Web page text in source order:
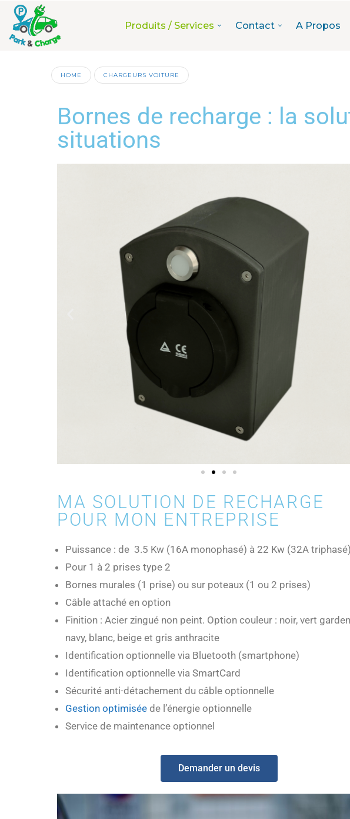
Produits / Services Contact A Propos
HOME CHARGEURS VOITURE
Bornes de recharge : la
situations
MA SOLUTION DE RECHARGE
POUR MON ENTREPRISE
Puissance : de 3.5 Kw (16A monophasé) à 22 Kw (32A triphasé)
Pour 1 à 2 prises type 2
Bornes murales (1 prise) ou sur poteaux (1 ou 2 prises)
Câble attaché en option
Finition : Acier zingué non peint. Option couleur : noir, vert
navy, blanc, beige et gris anthracite
Identification optionnelle via Bluetooth (smartphone)
Identification optionnelle via SmartCard
Sécurité anti-détachement du câble optionnelle
Gestion optimisée de l’énergie optionnelle
Service de maintenance optionnel
Demander un devis